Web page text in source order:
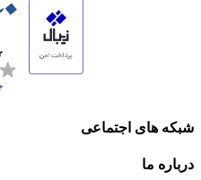
شبکه های اجتماعی
درباره ما